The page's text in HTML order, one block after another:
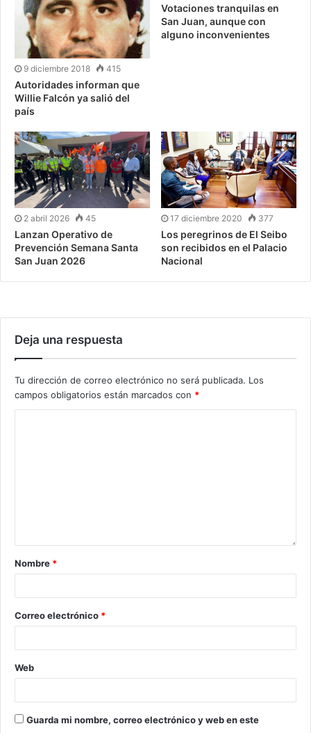
9 diciembre 2018 415
Autoridades informan que
Willie Falcón ya salió del
país
Votaciones tranquilas en
San Juan, aunque con
alguno inconvenientes
2 abril 2026 45
Lanzan Operativo de
Prevención Semana Santa
San Juan 2026
17 diciembre 2020 377
Los peregrinos de El Seibo
son recibidos en el Palacio
Nacional
Deja una respuesta
Tu dirección de correo electrónico no será publicada. Los
campos obligatorios están marcados con *
Nombre *
Correo electrónico *
Web
Guarda mi nombre, correo electrónico y web en este